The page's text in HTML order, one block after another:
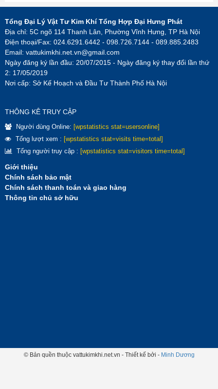
Tổng Đại Lý Vật Tư Kim Khí Tổng Hợp Đại Hưng Phát
Địa chỉ: 5C ngõ 114 Thanh Lân, Phường Vĩnh Hưng, TP Hà Nội
Điện thoại/Fax: 024.6291.6442 - 098.726.7144 - 089.885.2483
Email: vattukimkhi.net.vn@gmail.com
Ngày đăng ký lần đầu: 20/07/2015 - Ngày đăng ký thay đổi lần thứ
2: 17/05/2019
Nơi cấp: Sở Kế Hoạch và Đầu Tư Thành Phố Hà Nội
THÔNG KÊ TRUY CẬP
Người dùng Online: [wpstatistics stat=usersonline]
Tổng lượt xem : [wpstatistics stat=visits time=total]
Tổng người truy cập : [wpstatistics stat=visitors time=total]
Giới thiệu
Chính sách bảo mật
Chính sách thanh toán và giao hàng
Thông tin chủ sở hữu
© Bản quền thuộc vattukimkhi.net.vn - Thiết kế bởi - Minh Dương